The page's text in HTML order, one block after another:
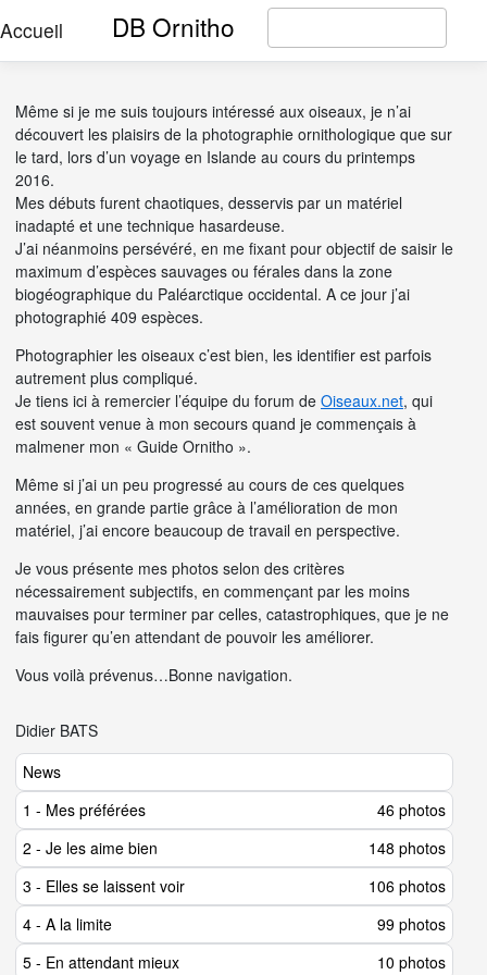
Accueil DB Ornitho
Même si je me suis toujours intéressé aux oiseaux, je n’ai
découvert les plaisirs de la photographie ornithologique que sur
le tard, lors d’un voyage en Islande au cours du printemps
2016.
Mes débuts furent chaotiques, desservis par un matériel
inadapté et une technique hasardeuse.
J’ai néanmoins persévéré, en me fixant pour objectif de saisir le
maximum d’espèces sauvages ou férales dans la zone
biogéographique du Paléarctique occidental. A ce jour j’ai
photographié 409 espèces.
Photographier les oiseaux c’est bien, les identifier est parfois
autrement plus compliqué.
Je tiens ici à remercier l’équipe du forum de Oiseaux.net, qui
est souvent venue à mon secours quand je commençais à
malmener mon « Guide Ornitho ».
Même si j’ai un peu progressé au cours de ces quelques
années, en grande partie grâce à l’amélioration de mon
matériel, j’ai encore beaucoup de travail en perspective.
Je vous présente mes photos selon des critères
nécessairement subjectifs, en commençant par les moins
mauvaises pour terminer par celles, catastrophiques, que je ne
fais figurer qu’en attendant de pouvoir les améliorer.
Vous voilà prévenus…Bonne navigation.
Didier BATS
News
1 - Mes préférées
46 photos
2 - Je les aime bien
148 photos
3 - Elles se laissent voir
106 photos
4 - A la limite
99 photos
5 - En attendant mieux
10 photos